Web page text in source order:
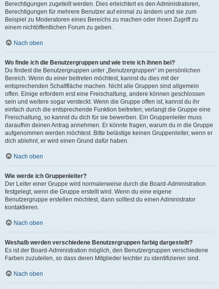
Berechtigungen zugeteilt werden. Dies erleichtert es den Administratoren,
Berechtigungen für mehrere Benutzer auf einmal zu ändern und sie zum
Beispiel zu Moderatoren eines Bereichs zu machen oder ihnen Zugriff zu
einem nichtöffentlichen Forum zu geben.
Nach oben
Wo finde ich die Benutzergruppen und wie trete ich ihnen bei?
Du findest die Benutzergruppen unter „Benutzergruppen“ im persönlichen
Bereich. Wenn du einer beitreten möchtest, kannst du dies mit der
entsprechenden Schaltfläche machen. Nicht alle Gruppen sind allgemein
offen. Einige erfordern erst eine Freischaltung, andere können geschlossen
sein und weitere sogar versteckt. Wenn die Gruppe offen ist, kannst du ihr
einfach durch die entsprechende Funktion beitreten; verlangt die Gruppe eine
Freischaltung, so kannst du dich für sie bewerben. Ein Gruppenleiter muss
daraufhin deinen Antrag annehmen. Er könnte fragen, warum du in die Gruppe
aufgenommen werden möchtest. Bitte belästige keinen Gruppenleiter, wenn er
dich ablehnt, er wird einen Grund dafür haben.
Nach oben
Wie werde ich Gruppenleiter?
Der Leiter einer Gruppe wird normalerweise durch die Board-Administration
festgelegt, wenn die Gruppe erstellt wird. Wenn du eine eigene
Benutzergruppe erstellen möchtest, dann solltest du einen Administrator
kontaktieren.
Nach oben
Weshalb werden verschiedene Benutzergruppen farbig dargestellt?
Es ist der Board-Administration möglich, den Benutzergruppen verschiedene
Farben zuzuteilen, so dass deren Mitglieder leichter zu identifizieren sind.
Nach oben